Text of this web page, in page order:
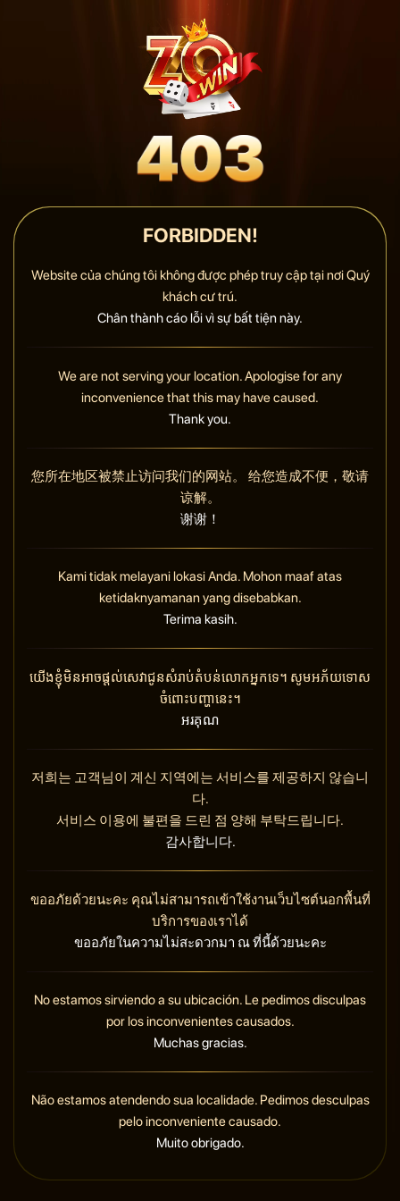
FORBIDDEN!
Website của chúng tôi không được phép truy cập tại nơi Quý
khách cư trú.
Chân thành cáo lỗi vì sự bất tiện này.
We are not serving your location. Apologise for any
inconvenience that this may have caused.
Thank you.
您所在地区被禁止访问我们的网站。 给您造成不便，敬请
谅解。
谢谢！
Kami tidak melayani lokasi Anda. Mohon maaf atas
ketidaknyamanan yang disebabkan.
Terima kasih.
យើងខ្ញុំមិនអាចផ្តល់សេវាជូនសំរាប់តំបន់លោកអ្នកទេ។ សូមអភ័យទោស
ចំពោះបញ្ហានេះ។
អរគុណ
저희는 고객님이 계신 지역에는 서비스를 제공하지 않습니
다.
서비스 이용에 불편을 드린 점 양해 부탁드립니다.
감사합니다.
ขออภัยด้วยนะคะ คุณไม่สามารถเข้าใช้งานเว็บไซต์นอกพื้นที่
บริการของเราได้
ขออภัยในความไม่สะดวกมา ณ ที่นี้ด้วยนะคะ
No estamos sirviendo a su ubicación. Le pedimos disculpas
por los inconvenientes causados.
Muchas gracias.
Não estamos atendendo sua localidade. Pedimos desculpas
pelo inconveniente causado.
Muito obrigado.